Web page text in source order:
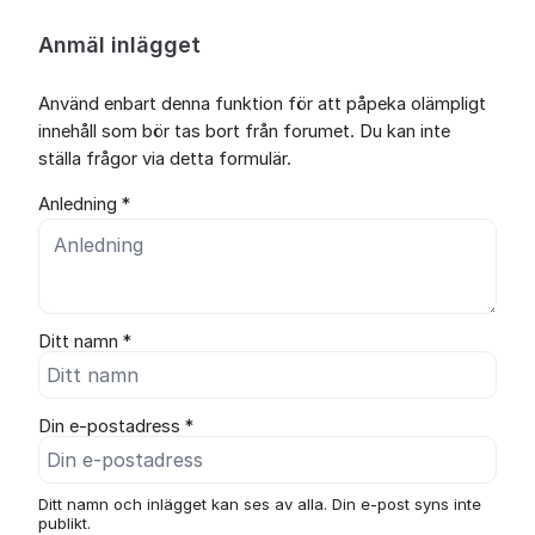
Anmäl inlägget
Använd enbart denna funktion för att påpeka olämpligt
innehåll som bör tas bort från forumet. Du kan inte
ställa frågor via detta formulär.
Anledning *
Ditt namn *
Din e-postadress *
Ditt namn och inlägget kan ses av alla. Din e-post syns inte
publikt.